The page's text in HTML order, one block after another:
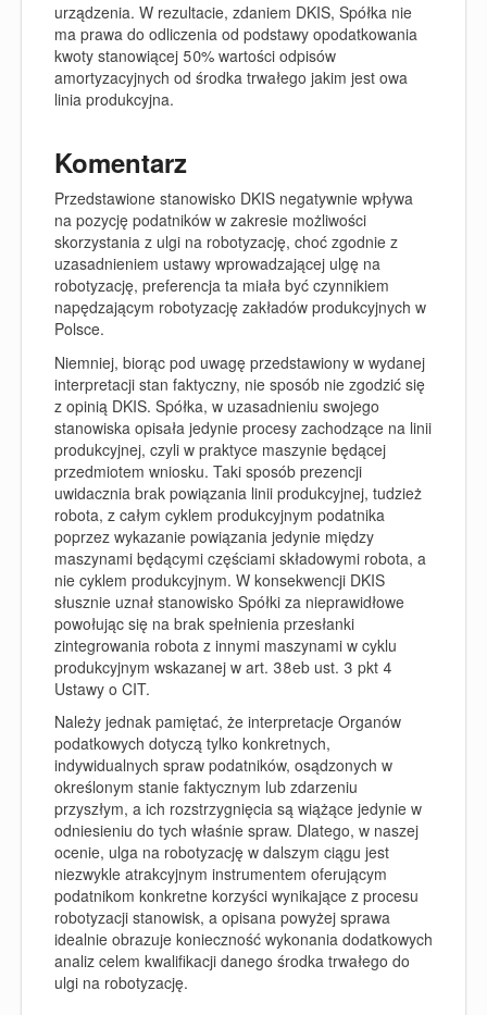
urządzenia. W rezultacie, zdaniem DKIS, Spółka nie
ma prawa do odliczenia od podstawy opodatkowania
kwoty stanowiącej 50% wartości odpisów
amortyzacyjnych od środka trwałego jakim jest owa
linia produkcyjna.
Komentarz
Przedstawione stanowisko DKIS negatywnie wpływa
na pozycję podatników w zakresie możliwości
skorzystania z ulgi na robotyzację, choć zgodnie z
uzasadnieniem ustawy wprowadzającej ulgę na
robotyzację, preferencja ta miała być czynnikiem
napędzającym robotyzację zakładów produkcyjnych w
Polsce.
Niemniej, biorąc pod uwagę przedstawiony w wydanej
interpretacji stan faktyczny, nie sposób nie zgodzić się
z opinią DKIS. Spółka, w uzasadnieniu swojego
stanowiska opisała jedynie procesy zachodzące na linii
produkcyjnej, czyli w praktyce maszynie będącej
przedmiotem wniosku. Taki sposób prezencji
uwidacznia brak powiązania linii produkcyjnej, tudzież
robota, z całym cyklem produkcyjnym podatnika
poprzez wykazanie powiązania jedynie między
maszynami będącymi częściami składowymi robota, a
nie cyklem produkcyjnym. W konsekwencji DKIS
słusznie uznał stanowisko Spółki za nieprawidłowe
powołując się na brak spełnienia przesłanki
zintegrowania robota z innymi maszynami w cyklu
produkcyjnym wskazanej w art. 38eb ust. 3 pkt 4
Ustawy o CIT.
Należy jednak pamiętać, że interpretacje Organów
podatkowych dotyczą tylko konkretnych,
indywidualnych spraw podatników, osądzonych w
określonym stanie faktycznym lub zdarzeniu
przyszłym, a ich rozstrzygnięcia są wiążące jedynie w
odniesieniu do tych właśnie spraw. Dlatego, w naszej
ocenie, ulga na robotyzację w dalszym ciągu jest
niezwykle atrakcyjnym instrumentem oferującym
podatnikom konkretne korzyści wynikające z procesu
robotyzacji stanowisk, a opisana powyżej sprawa
idealnie obrazuje konieczność wykonania dodatkowych
analiz celem kwalifikacji danego środka trwałego do
ulgi na robotyzację.